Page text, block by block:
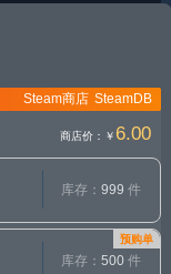
SteamDB
Steam商店
商店价： ￥ 6.00
库存： 999 件
预购单
库存： 500件